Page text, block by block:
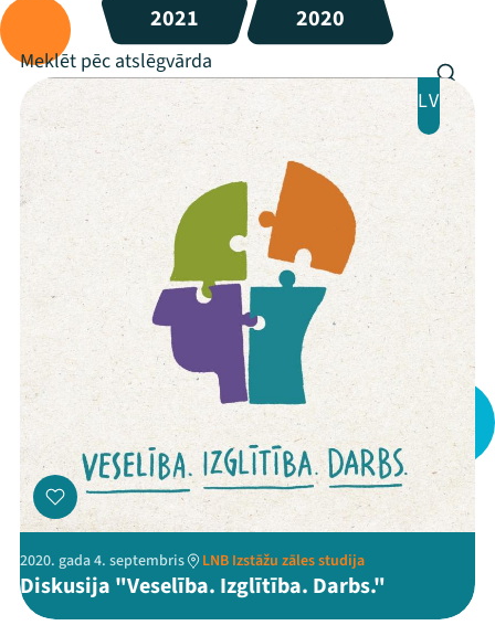
2021
2020
LV
2020. gada 4. septembris LNB Izstāžu zāles studija
Diskusija "Veselība. Izglītība. Darbs."